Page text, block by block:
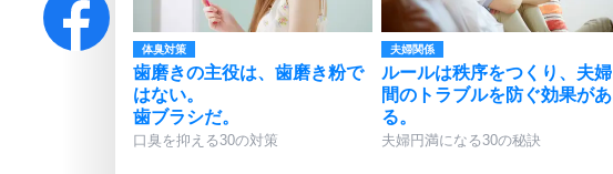
体臭対策
歯磨きの主役は、歯磨き粉で
はない。
歯ブラシだ。
口臭を抑える30の対策
夫婦関係
ルールは秩序をつくり、夫婦
間のトラブルを防ぐ効果があ
る。
夫婦円満になる30の秘訣